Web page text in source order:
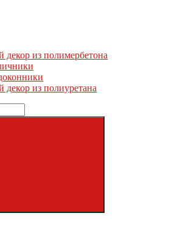
декор из полимербетона
декор из полиуретана